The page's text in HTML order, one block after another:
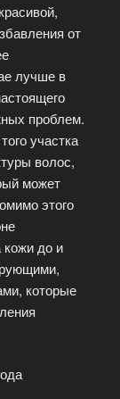
от
лучше в
проблем.
участка
волос,
может
этого
кожи до и
которые